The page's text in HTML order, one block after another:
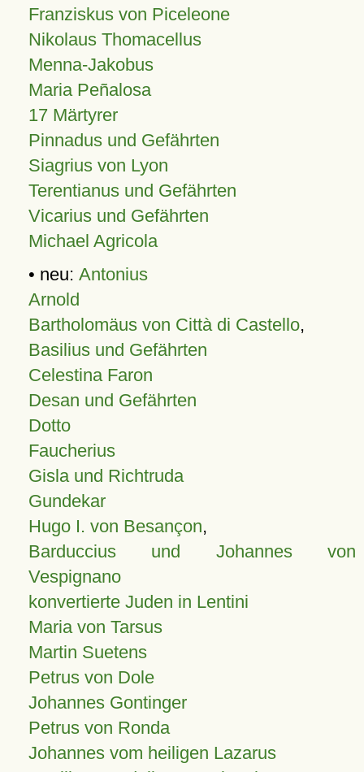
Franziskus von Piceleone
Nikolaus Thomacellus
Menna-Jakobus
Maria Peñalosa
17 Märtyrer
Pinnadus und Gefährten
Siagrius von Lyon
Terentianus und Gefährten
Vicarius und Gefährten
Michael Agricola
• neu: Antonius
Arnold
Bartholomäus von Città di Castello,
Basilius und Gefährten
Celestina Faron
Desan und Gefährten
Dotto
Faucherius
Gisla und Richtruda
Gundekar
Hugo I. von Besançon,
Barduccius und Johannes von
Vespignano
konvertierte Juden in Lentini
Maria von Tarsus
Martin Suetens
Petrus von Dole
Johannes Gontinger
Petrus von Ronda
Johannes vom heiligen Lazarus